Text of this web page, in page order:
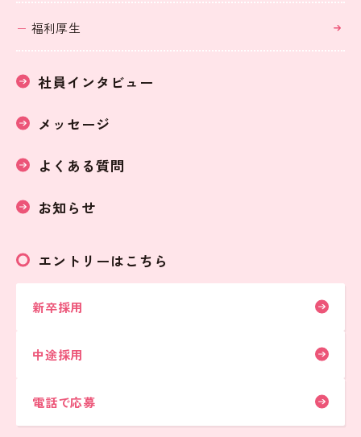
福利厚生
社員インタビュー
メッセージ
よくある質問
お知らせ
エントリーはこちら
新卒採用
中途採用
電話で応募